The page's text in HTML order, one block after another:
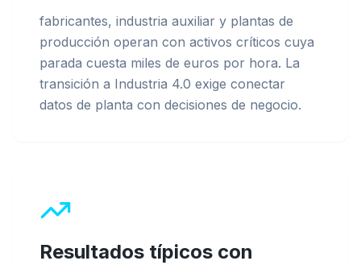
fabricantes, industria auxiliar y plantas de
producción operan con activos críticos cuya
parada cuesta miles de euros por hora. La
transición a Industria 4.0 exige conectar
datos de planta con decisiones de negocio.
Resultados típicos con